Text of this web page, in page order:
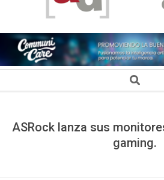
ACTUALIDAD
DIGITAL Search
ASRock lanza sus
gaming.